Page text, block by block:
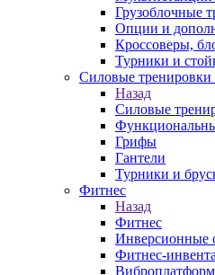
Грузоблочные
Опции и
Кроссоверы,
Турники и
Силовые тренировки
Назад
Силовые
Грифы
Гантели
Турники и
Фитнес
Назад
Фитнес
Инверсионные
Фитнес-